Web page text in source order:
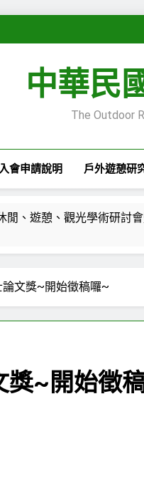
中華民
The Outdoor
入會申請說明 戶外遊憩研
專欄—嚴肅休閒的嚴肅
專欄— 每一段路，都是
士論文獎~開始徵件囉~
專欄徵文—2026年3月
文獎~開始徵稿囉~
獎~開始徵